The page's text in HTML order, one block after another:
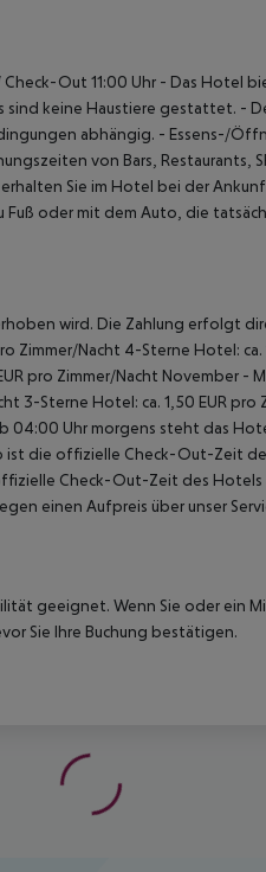
Out 11:00 Uhr - Das Hotel
sind keine Haustiere gestattet. -
abhängig. - Essens-/
von Bars, Restaurants,
Sie im Hotel bei der
Fuß oder mit dem Auto, die
wird. Die Zahlung erfolgt
Zimmer/Nacht 4-Sterne Hotel: ca.
pro Zimmer/Nacht November -
3-Sterne Hotel: ca. 1,50 EUR pro
04:00 Uhr morgens steht das
die offizielle Check-Out-Zeit
Check-Out-Zeit des Hotels
einen Aufpreis über unser
geeignet. Wenn Sie oder ein
Sie Ihre Buchung bestätigen.